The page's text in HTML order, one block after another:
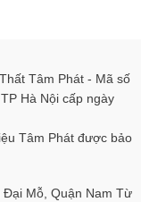
Tâm Phát - Mã số
Hà Nội cấp ngày
Tâm Phát được bảo
Mỗ, Quận Nam Từ